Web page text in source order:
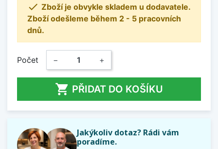
 Zboží je obvykle skladem u dodavatele.
Zboží odešleme během 2 - 5 pracovních
dnů.
Počet − +
 PŘIDAT DO KOŠÍKU
Jakýkoliv dotaz? Rádi vám
poradíme.